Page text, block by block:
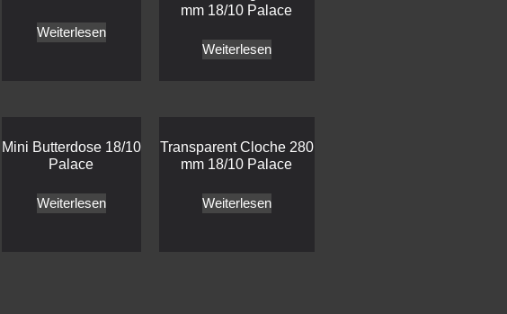
Weiterlesen
mm 18/10 Palace
Weiterlesen
Mini Butterdose 18/10
Palace
Weiterlesen
Transparent Cloche 280
mm 18/10 Palace
Weiterlesen